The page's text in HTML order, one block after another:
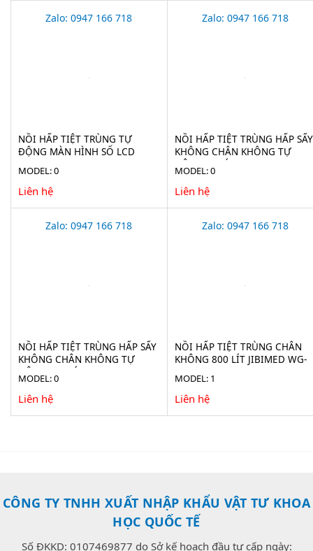
Zalo: 0947 166 718
NỒI HẤP TIỆT TRÙNG TỰ
ĐỘNG MÀN HÌNH SỐ LCD
MODEL: 0
Liên hệ
Zalo: 0947 166 718
NỒI HẤP TIỆT TRÙNG HẤP SẤY
KHÔNG CHÂN KHÔNG TỰ
ĐỘNG 75 LÍT JIBIMED LS-75HV
MODEL: 0
Liên hệ
Zalo: 0947 166 718
NỒI HẤP TIỆT TRÙNG HẤP SẤY
KHÔNG CHÂN KHÔNG TỰ
ĐỘNG 100 LÍT JIBIMED LS-
100HV
MODEL: 0
Liên hệ
Zalo: 0947 166 718
NỒI HẤP TIỆT TRÙNG CHÂN
KHÔNG 800 LÍT JIBIMED WG-
MODEL: 1
Liên hệ
CÔNG TY TNHH XUẤT NHẬP KHẨU VẬT TƯ KHOA
HỌC QUỐC TẾ
Số ĐKKD: 0107469877 do Sở kế hoạch đầu tư cấp ngày: